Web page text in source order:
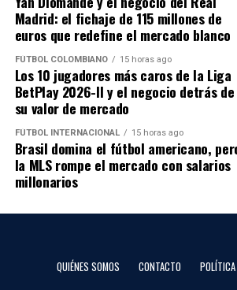
🔊 Escúchalo aquí
radiocolombiainternacional.com/
vivo/
Madrid: el fichaje de 115 millones de
euros que redefine el mercado blanco
FÚTBOL COLOMBIANO 15 horas ago
Los 10 jugadores más caros de la Liga
BetPlay 2026-II y el negocio detrás de
su valor de mercado
FÚTBOL INTERNACIONAL 15 horas ago
Brasil domina el fútbol americano,
la MLS rompe el mercado con salarios
millonarios
QUIÉNES SOMOS CONTACTO